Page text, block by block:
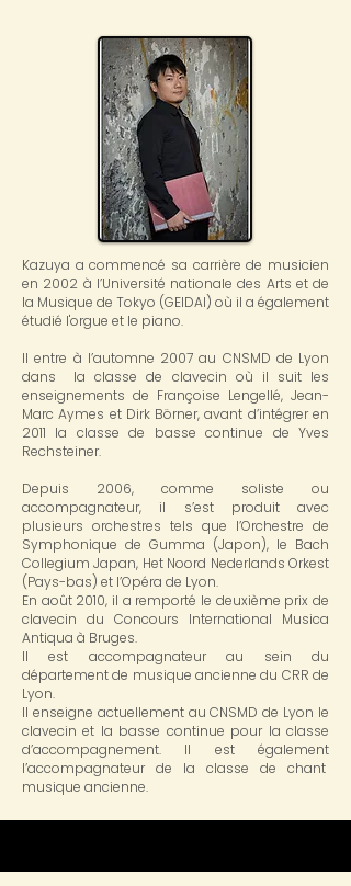
Kazuya a commencé sa carrière de musicien
en 2002 à l’Université nationale des Arts et de
la Musique de Tokyo (GEIDAI) où il a également
étudié l'orgue et le piano.
Il entre à l’automne 2007 au CNSMD de Lyon
dans la classe de clavecin où il suit les
enseignements de Françoise Lengellé, Jean-
Marc Aymes et Dirk Börner, avant d’intégrer en
2011 la classe de basse continue de Yves
Rechsteiner.
Depuis 2006, comme soliste ou
accompagnateur, il s’est produit avec
plusieurs orchestres tels que l’Orchestre de
Symphonique de Gumma (Japon), le Bach
Collegium Japan, Het Noord Nederlands Orkest
(Pays-bas) et l’Opéra de Lyon.
En août 2010, il a remporté le deuxième prix de
clavecin du Concours International Musica
Antiqua à Bruges.
Il est accompagnateur au sein du
département de musique ancienne du CRR de
Lyon.
Il enseigne actuellement au CNSMD de Lyon le
clavecin et la basse continue pour la classe
d’accompagnement. Il est également
l’accompagnateur de la classe de chant
musique ancienne.